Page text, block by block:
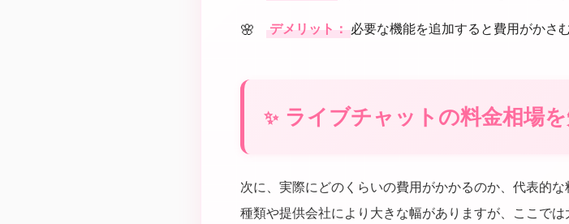
デメリット： 必要な機能を追加すると費用がかさ
ライブチャットの料金相場を
次に、実際にどのくらいの費用がかかるのか、代表的
種類や提供会社により大きな幅がありますが、ここでは